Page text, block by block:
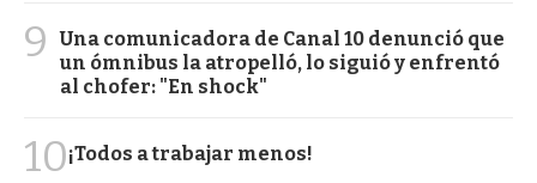
9
Una comunicadora de Canal 10 denunció que
un ómnibus la atropelló, lo siguió y enfrentó
al chofer: "En shock"
10¡Todos a trabajar menos!